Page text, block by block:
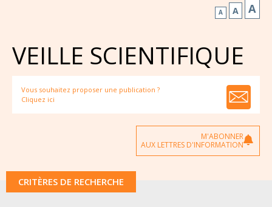
A A A
VEILLE SCIENTIFIQUE
Vous souhaitez proposer une publication ?
Cliquez ici
M'ABONNER
AUX LETTRES D'INFORMATION
CRITÈRES DE RECHERCHE